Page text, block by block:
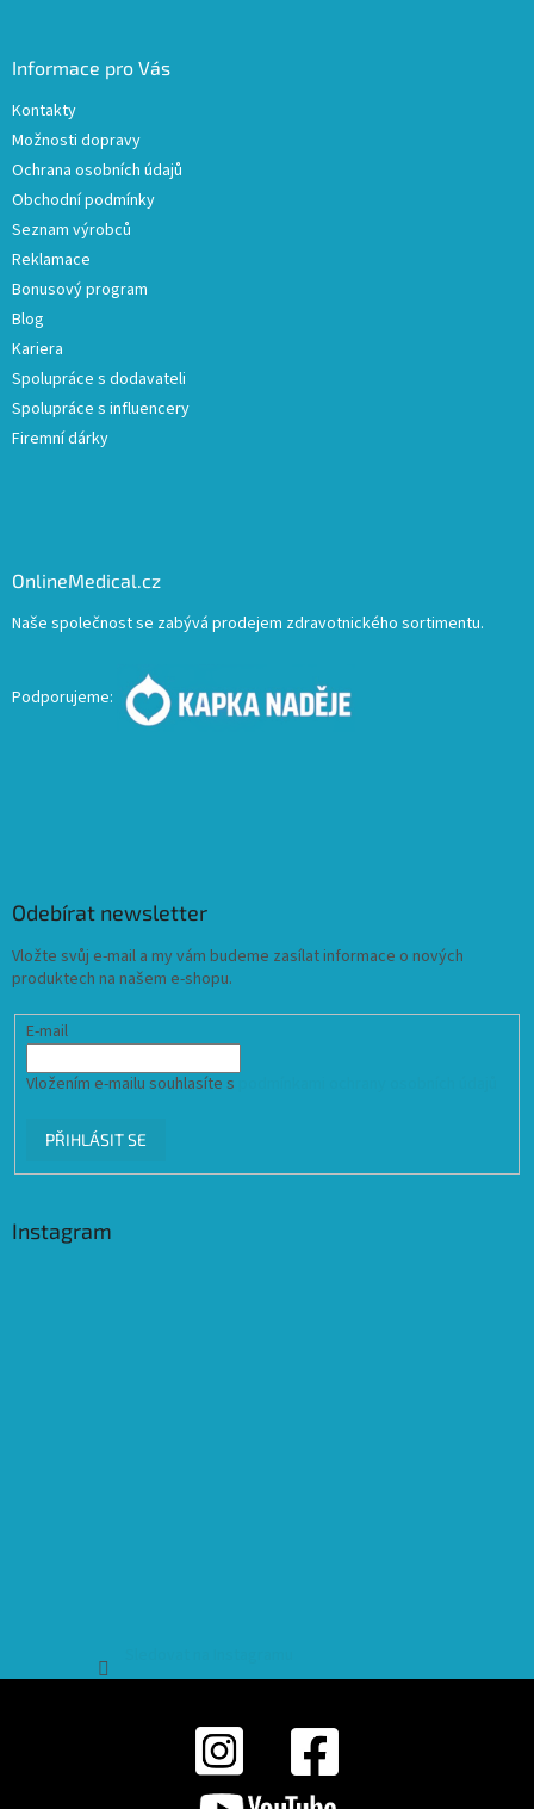
Informace pro Vás
Kontakty
Možnosti dopravy
Ochrana osobních údajů
Obchodní podmínky
Seznam výrobců
Reklamace
Bonusový program
Blog
Kariera
Spolupráce s dodavateli
Spolupráce s influencery
Firemní dárky
OnlineMedical.cz
Naše společnost se zabývá prodejem zdravotnického sortimentu.
Podporujeme:
Odebírat newsletter
Vložte svůj e-mail a my vám budeme zasílat informace o nových
produktech na našem e-shopu.
E-mail
Vložením e-mailu souhlasíte s
PŘIHLÁSIT SE
Instagram